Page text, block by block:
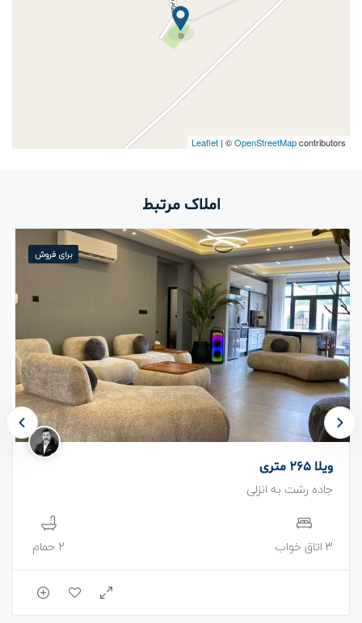
Leaflet | ©OpenStreetMapcontributors
املاک مرتبط
برای فروش
ویلا 265 متری
جاده رشت به انزلی
3 اتاق خواب 2 حمام